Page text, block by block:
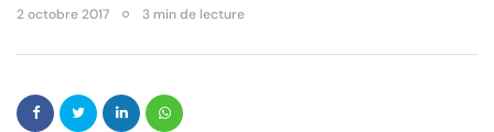
2 octobre 2017 3 min de lecture